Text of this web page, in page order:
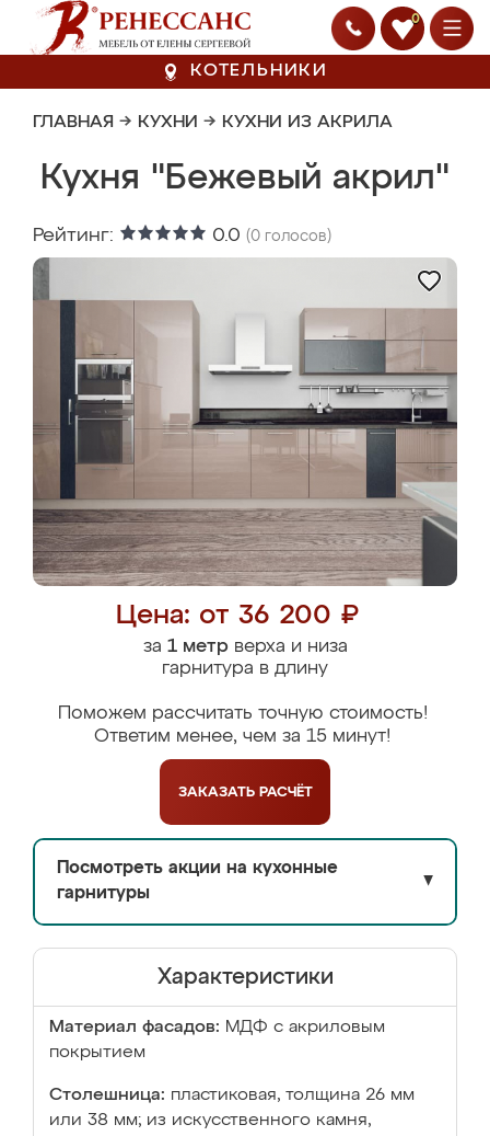
0
КОТЕЛЬНИКИ
ГЛАВНАЯ → КУХНИ → КУХНИ ИЗ АКРИЛА
Кухня "Бежевый акрил"
Рейтинг: 0.0 (0 голосов)
Цена: от 36 200 ₽
за 1 метрверха и низа
гарнитура в длину
Поможем рассчитать точную стоимость!
Ответим менее, чем за 15 минут!
ЗАКАЗАТЬ РАСЧЁТ
Посмотреть акции на кухонные
гарнитуры
▼
Характеристики
Материал фасадов: МДФ с акриловым
покрытием
Столешница: пластиковая, толщина 26 мм
или 38 мм; из искусственного камня,